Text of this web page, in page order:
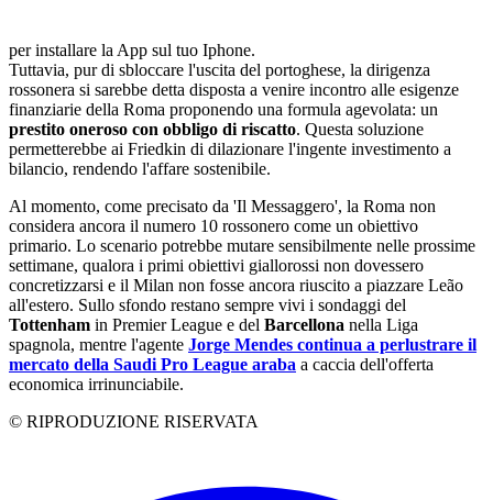
per installare la App sul tuo Iphone.
Tuttavia, pur di sbloccare l'uscita del portoghese, la dirigenza
rossonera si sarebbe detta disposta a venire incontro alle esigenze
finanziarie della Roma proponendo una formula agevolata: un
prestito oneroso con obbligo di riscatto. Questa soluzione
permetterebbe ai Friedkin di dilazionare l'ingente investimento a
bilancio, rendendo l'affare sostenibile.
Al momento, come precisato da 'Il Messaggero', la Roma non
considera ancora il numero 10 rossonero come un obiettivo
primario. Lo scenario potrebbe mutare sensibilmente nelle prossime
settimane, qualora i primi obiettivi giallorossi non dovessero
concretizzarsi e il Milan non fosse ancora riuscito a piazzare Leão
all'estero. Sullo sfondo restano sempre vivi i sondaggi del
Tottenham in Premier League e del Barcellona nella Liga
spagnola, mentre l'agente Jorge Mendes continua a perlustrare il
mercato della Saudi Pro League araba a caccia dell'offerta
economica irrinunciabile.
© RIPRODUZIONE RISERVATA